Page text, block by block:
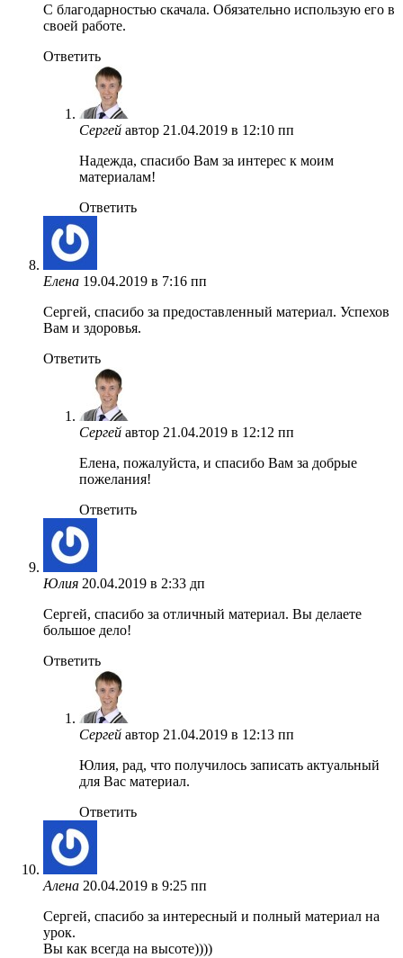
С благодарностью скачала. Обязательно использую его в
своей работе.
Ответить
Сергей автор 21.04.2019 в 12:10 пп
Надежда, спасибо Вам за интерес к моим
материалам!
Ответить
Елена 19.04.2019 в 7:16 пп
Сергей, спасибо за предоставленный материал. Успехов
Вам и здоровья.
Ответить
Сергей автор 21.04.2019 в 12:12 пп
Елена, пожалуйста, и спасибо Вам за добрые
пожелания!
Ответить
Юлия 20.04.2019 в 2:33 дп
Сергей, спасибо за отличный материал. Вы делаете
большое дело!
Ответить
Сергей автор 21.04.2019 в 12:13 пп
Юлия, рад, что получилось записать актуальный
для Вас материал.
Ответить
Алена 20.04.2019 в 9:25 пп
Сергей, спасибо за интересный и полный материал на
урок.
Вы как всегда на высоте))))